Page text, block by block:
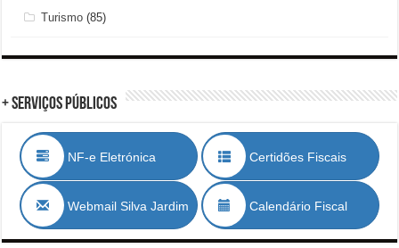
Turismo (85)
+ Serviços Públicos
NF-e Eletrónica Certidões Fiscais
Webmail Silva Jardim Calendário Fiscal